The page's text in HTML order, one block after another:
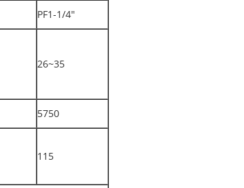
PF1-1/4"
26~35
5750
115